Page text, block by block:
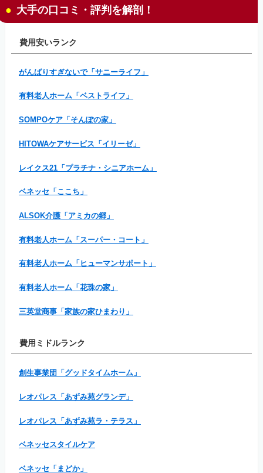
大手の口コミ・評判を解剖！
費用安いランク
がんばりすぎないで「サニーライフ」
有料老人ホーム「ベストライフ」
SOMPOケア「そんぽの家」
HITOWAケアサービス「イリーゼ」
レイクス21「プラチナ・シニアホーム」
ベネッセ「ここち」
ALSOK介護「アミカの郷」
有料老人ホーム「スーパー・コート」
有料老人ホーム「ヒューマンサポート」
有料老人ホーム「花珠の家」
三英堂商事「家族の家ひまわり」
費用ミドルランク
創生事業団「グッドタイムホーム」
レオパレス「あずみ苑グランデ」
レオパレス「あずみ苑ラ・テラス」
ベネッセスタイルケア
ベネッセ「まどか」